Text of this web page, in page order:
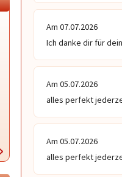
Lichtengel-
Tanja
ღZeitangaben ღ Spezialgebiet:
Liebe / Dualseelen ღ Hellfühliges
Am 07.07.2026
Ich danke dir für
Am 05.07.2026
alles perfekt
Am 05.07.2026
alles perfekt